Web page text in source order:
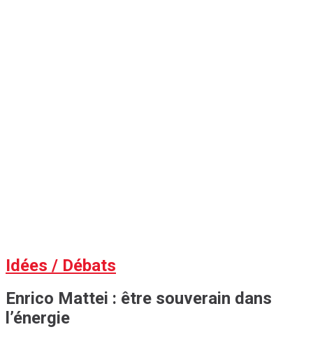
Idées / Débats
Enrico Mattei : être souverain dans
l’énergie